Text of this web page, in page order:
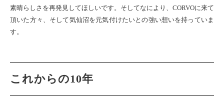
素晴らしさを再発見してほしいです。そしてなにより、CORVOに来て
頂いた方々、そして気仙沼を元気付けたいとの強い想いを持っていま
す。
これからの10年